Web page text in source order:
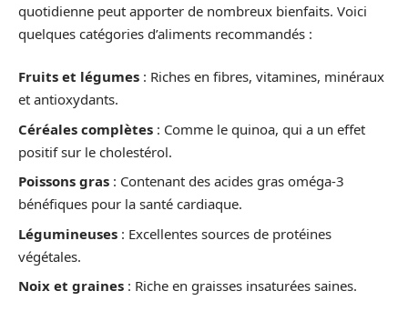
quotidienne peut apporter de nombreux bienfaits. Voici
quelques catégories d’aliments recommandés :
Fruits et légumes : Riches en fibres, vitamines, minéraux
et antioxydants.
Céréales complètes : Comme le quinoa, qui a un effet
positif sur le cholestérol.
Poissons gras : Contenant des acides gras oméga-3
bénéfiques pour la santé cardiaque.
Légumineuses : Excellentes sources de protéines
végétales.
Noix et graines : Riche en graisses insaturées saines.